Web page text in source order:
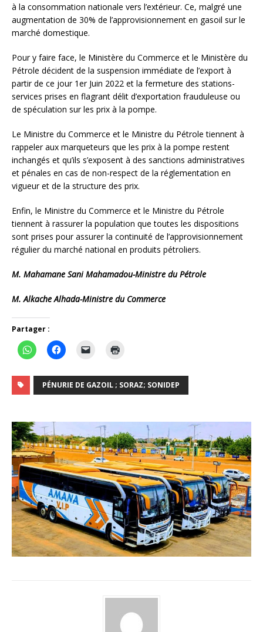
à la consommation nationale vers l’extérieur. Ce, malgré une
augmentation de 30% de l’approvisionnement en gasoil sur le
marché domestique.
Pour y faire face, le Ministère du Commerce et le Ministère du
Pétrole décident de la suspension immédiate de l’export à
partir de ce jour 1er Juin 2022 et la fermeture des stations-
services prises en flagrant délit d’exportation frauduleuse ou
de spéculation sur les prix à la pompe.
Le Ministre du Commerce et le Ministre du Pétrole tiennent à
rappeler aux marqueteurs que les prix à la pompe restent
inchangés et qu’ils s’exposent à des sanctions administratives
et pénales en cas de non-respect de la réglementation en
vigueur et de la structure des prix.
Enfin, le Ministre du Commerce et le Ministre du Pétrole
tiennent à rassurer la population que toutes les dispositions
sont prises pour assurer la continuité de l’approvisionnement
régulier du marché national en produits pétroliers.
M. Mahamane Sani Mahamadou-Ministre du Pétrole
M. Alkache Alhada-Ministre du Commerce
Partager :
PÉNURIE DE GAZOIL ; SORAZ; SONIDEP